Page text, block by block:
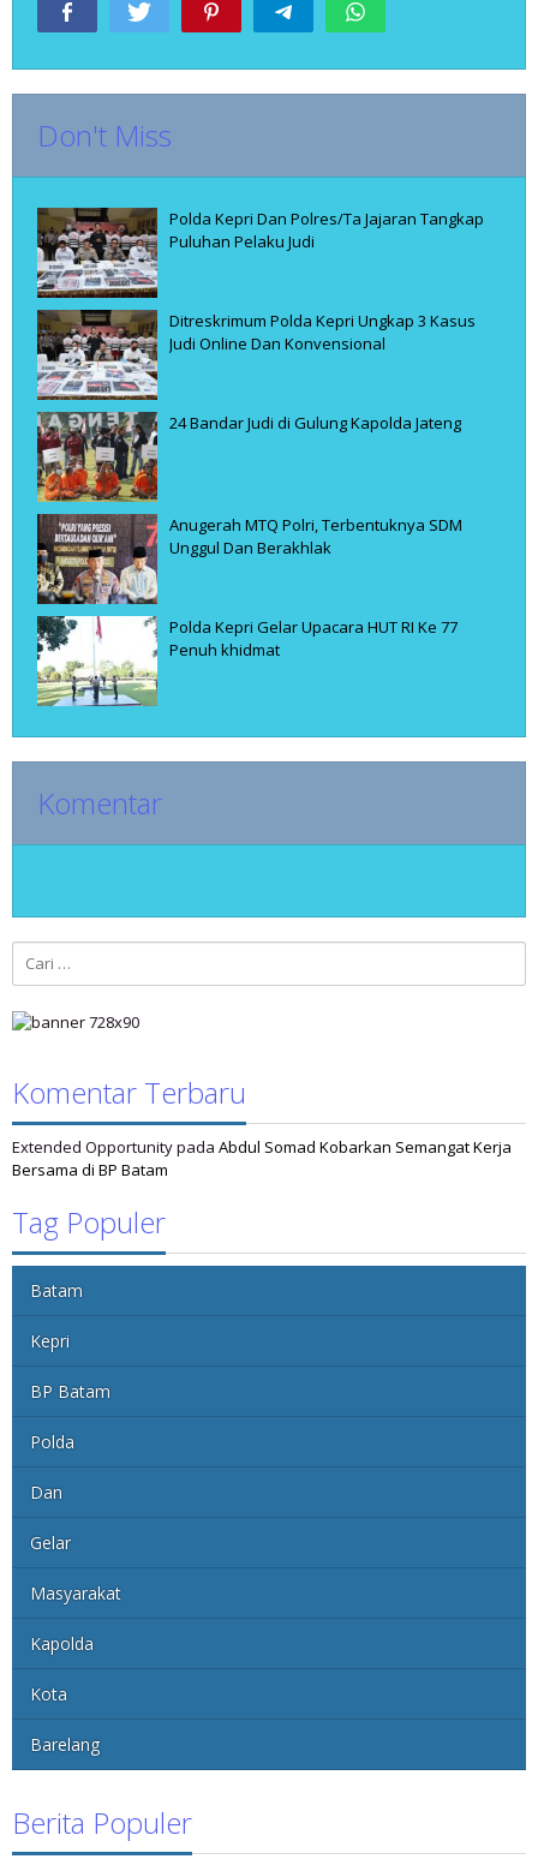
Don't Miss
Polda Kepri Dan Polres/Ta Jajaran Tangkap
Puluhan Pelaku Judi
Ditreskrimum Polda Kepri Ungkap 3 Kasus
Judi Online Dan Konvensional
24 Bandar Judi di Gulung Kapolda Jateng
Anugerah MTQ Polri, Terbentuknya SDM
Unggul Dan Berakhlak
Polda Kepri Gelar Upacara HUT RI Ke 77
Penuh khidmat
Komentar
Cari
untuk:
Komentar Terbaru
Extended Opportunitypada Abdul Somad Kobarkan Semangat Kerja
Bersama di BP Batam
Tag Populer
Batam
Kepri
BP Batam
Polda
Dan
Gelar
Masyarakat
Kapolda
Kota
Barelang
Berita Populer